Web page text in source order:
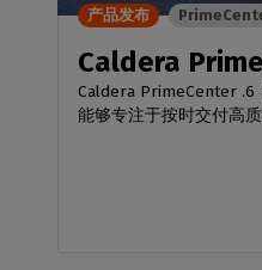
Caldera
Caldera PrimeCenter .6
能够专注于按时交付高
产品发布